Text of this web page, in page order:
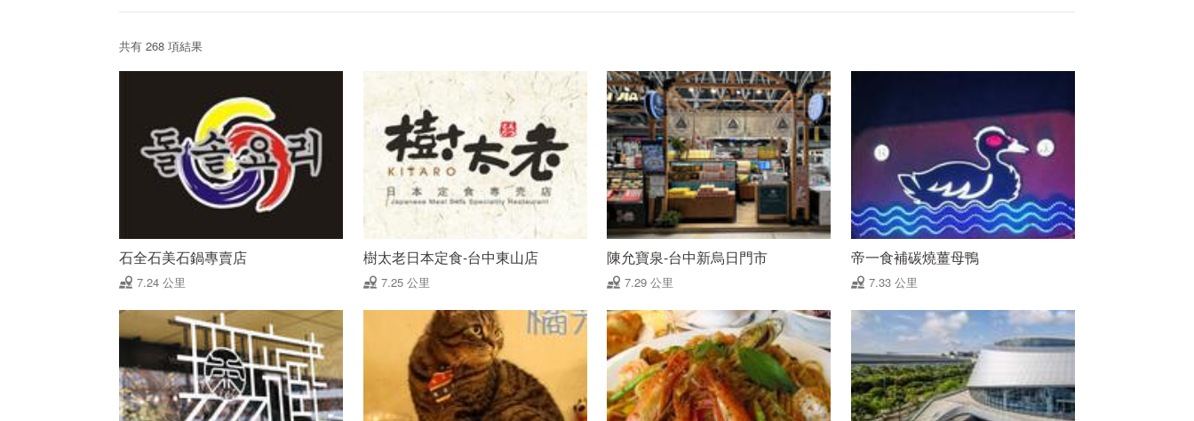
共有 268 項結果
石全石美石鍋專賣店
7.24 公里
樹太老日本定食-台中東山店
7.25 公里
陳允寶泉-台中新烏日門市
7.29 公里
帝一食補碳燒薑母鴨
7.33 公里